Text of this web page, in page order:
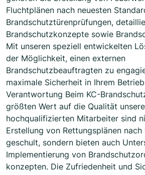
Fluchtplänen nach neuesten
Brandschutztürenprüfungen,
Brandschutzkonzepte sowie
Mit unseren speziell entwickelten
der Möglichkeit, einen externen
Brandschutzbeauftragten zu
maximale Sicherheit in Ihrem
Verantwortung Beim KC-
größten Wert auf die Qualität
hochqualifizierten Mitarbeiter sind
Erstellung von Rettungsplänen nach
geschult, sondern bieten auch
Implementierung von
konzepten. Die Zufriedenheit und